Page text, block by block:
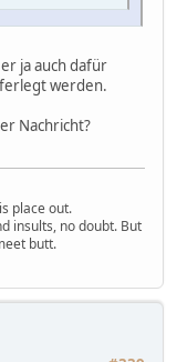
ja auch dafür
werden.
Nachricht?
place out.
insults, no doubt. But
butt.